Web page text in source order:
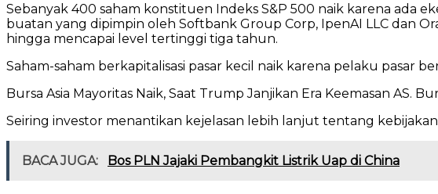
Sebanyak 400 saham konstituen Indeks S&P 500 naik karena ada
buatan yang dipimpin oleh Softbank Group Corp, IpenAI LLC dan
hingga mencapai level tertinggi tiga tahun.
Saham-saham berkapitalisasi pasar kecil naik karena pelaku pasar
Bursa Asia Mayoritas Naik, Saat Trump Janjikan Era Keemasan AS.
Seiring investor menantikan kejelasan lebih lanjut tentang
BACA JUGA: Bos PLN Jajaki Pembangkit Listrik Uap di China